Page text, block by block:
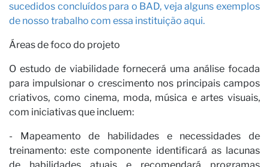
sucedidos concluídos para o BAD, veja alguns exemplos
de nosso trabalho com essa instituição aqui.
Áreas de foco do projeto
O estudo de viabilidade fornecerá uma análise focada
para impulsionar o crescimento nos principais campos
criativos, como cinema, moda, música e artes visuais,
com iniciativas que incluem:
- Mapeamento de habilidades e necessidades de
treinamento: este componente identificará as lacunas